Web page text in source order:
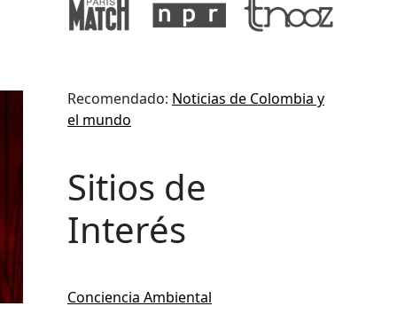
Recomendado: Noticias de Colombia y
el mundo
Sitios de
Interés
Conciencia Ambiental